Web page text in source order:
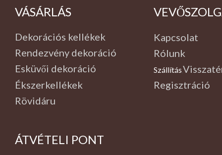
VÁSÁRLÁS
Dekorációs kellékek
Rendezvény dekoráció
Esküvői dekoráció
Ékszerkellékek
Rövidáru
Kapcsolat
Rólunk
Szállítás
Regisztráció
ÁTVÉTELI PONT